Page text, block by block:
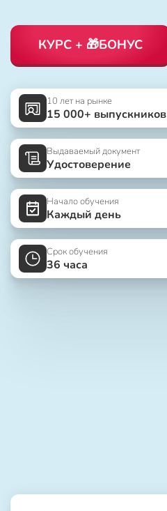
КУРС + 🎁БОНУС
10 лет на рынке
15 000+ выпускников
Выдаваемый документ
Удостоверение
Начало обучения
Каждый день
Срок обучения
36 часа